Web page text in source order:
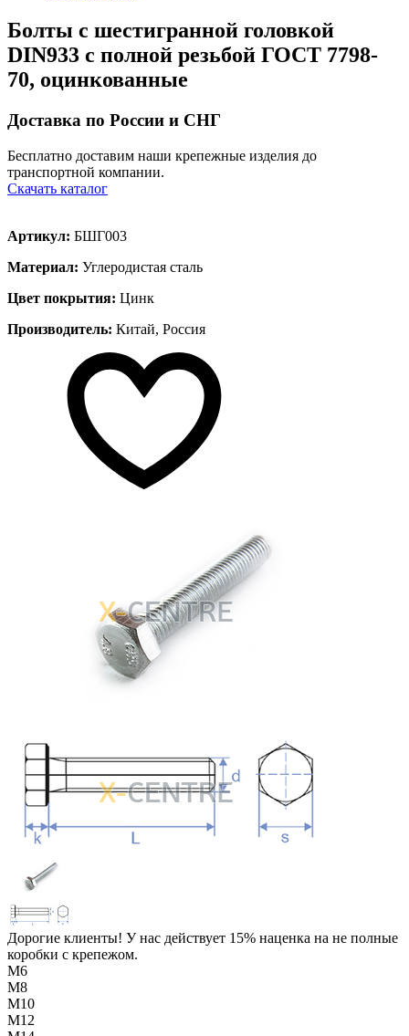
Болты с шестигранной головкой
DIN933 с полной резьбой ГОСТ 7798-
70, оцинкованные
Доставка по России и СНГ
Бесплатно доставим наши крепежные изделия до
транспортной компании.
Скачать каталог
Артикул: БШГ003
Материал: Углеродистая сталь
Цвет покрытия: Цинк
Производитель: Китай, Россия
Дорогие клиенты! У нас действует 15% наценка на не полные
коробки с крепежом.
М6
М8
М10
М12